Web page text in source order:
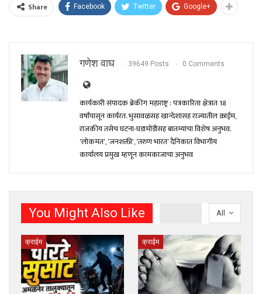
Share Facebook Twitter Google+
गणेश वाघ 39649 Posts 0 Comments
कार्यकारी संपादक ब्रेकींग महाराष्ट्र : पत्रकारिता क्षेत्रात 18
वर्षांपासून कार्यरत. भुसावळसह खान्देशासह राज्यातील क्राईम,
राजकीय तसेच घटना-घडामोंडीसह बातम्यांचा विशेष अनुभव.
‘लोकमत’, ‘जनशक्ती’, ‘तरुण भारत’ दैनिकात विभागीय
कार्यालय प्रमुख म्हणून कामकाजाचा अनुभव
All
You Might Also Like
क्राईम क्राईम